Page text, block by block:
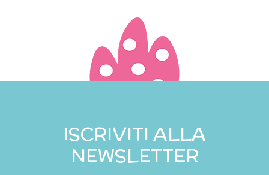
ISCRIVITI ALLA
NEWSLETTER